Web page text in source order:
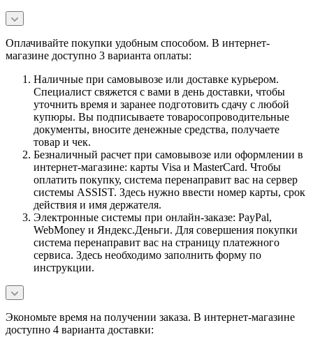
Оплачивайте покупки удобным способом. В интернет-
магазине доступно 3 варианта оплаты:
Наличные при самовывозе или доставке курьером.
Специалист свяжется с вами в день доставки, чтобы
уточнить время и заранее подготовить сдачу с любой
купюры. Вы подписываете товаросопроводительные
документы, вносите денежные средства, получаете
товар и чек.
Безналичный расчет при самовывозе или оформлении в
интернет-магазине: карты Visa и MasterCard. Чтобы
оплатить покупку, система перенаправит вас на сервер
системы ASSIST. Здесь нужно ввести номер карты, срок
действия и имя держателя.
Электронные системы при онлайн-заказе: PayPal,
WebMoney и Яндекс.Деньги. Для совершения покупки
система перенаправит вас на страницу платежного
сервиса. Здесь необходимо заполнить форму по
инструкции.
Экономьте время на получении заказа. В интернет-магазине
доступно 4 варианта доставки: